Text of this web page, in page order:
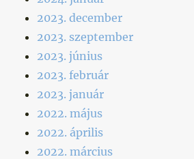
2023. december
2023. szeptember
2023. június
2023. február
2023. január
2022. május
2022. április
2022. március